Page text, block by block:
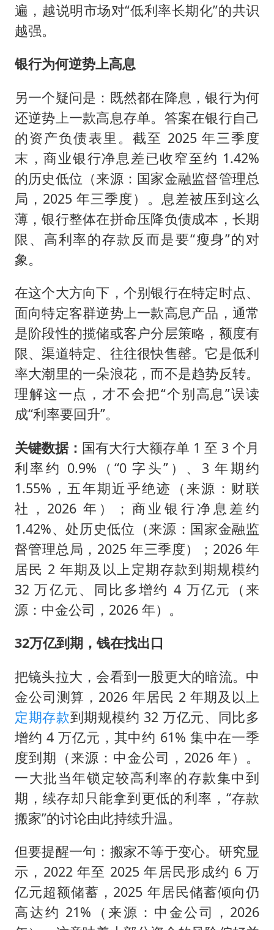
遍，越说明市场对“低利率长期化”的共识
越强。
银行为何逆势上高息
另一个疑问是：既然都在降息，银行为何
还逆势上一款高息存单。答案在银行自己
的资产负债表里。截至 2025 年三季度
末，商业银行净息差已收窄至约 1.42%
的历史低位（来源：国家金融监督管理总
局，2025 年三季度）。息差被压到这么
薄，银行整体在拼命压降负债成本，长期
限、高利率的存款反而是要“瘦身”的对
象。
在这个大方向下，个别银行在特定时点、
面向特定客群逆势上一款高息产品，通常
是阶段性的揽储或客户分层策略，额度有
限、渠道特定、往往很快售罄。它是低利
率大潮里的一朵浪花，而不是趋势反转。
理解这一点，才不会把“个别高息”误读
成“利率要回升”。
关键数据： 国有大行大额存单 1 至 3 个月
利率约 0.9%（“0 字头”）、3 年期约
1.55%，五年期近乎绝迹（来源：财联
社，2026 年）；商业银行净息差约
1.42%、处历史低位（来源：国家金融监
督管理总局，2025 年三季度）；2026 年
居民 2 年期及以上定期存款到期规模约
32 万亿元、同比多增约 4 万亿元（来
源：中金公司，2026 年）。
32万亿到期，钱在找出口
把镜头拉大，会看到一股更大的暗流。中
金公司测算，2026 年居民 2 年期及以上
定期存款到期规模约 32 万亿元、同比多
增约 4 万亿元，其中约 61% 集中在一季
度到期（来源：中金公司，2026 年）。
一大批当年锁定较高利率的存款集中到
期，续存却只能拿到更低的利率，“存款
搬家”的讨论由此持续升温。
但要提醒一句：搬家不等于变心。研究显
示，2022 年至 2025 年居民形成约 6 万
亿元超额储蓄，2025 年居民储蓄倾向仍
高达约 21%（来源：中金公司，2026